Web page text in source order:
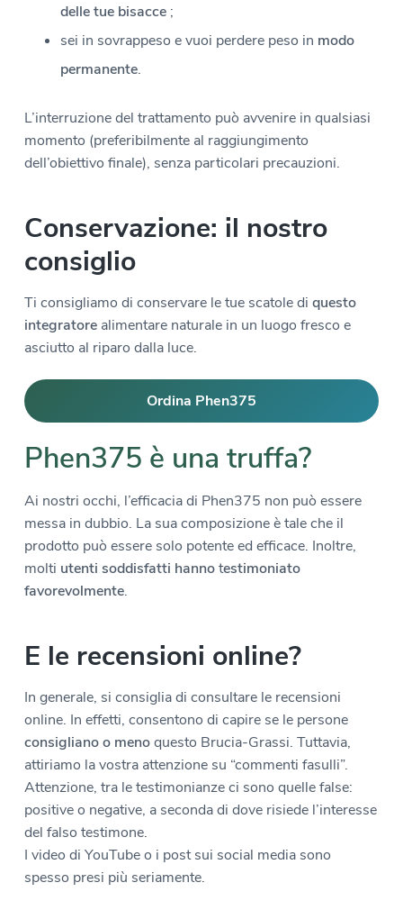
delle tue bisacce;
sei in sovrappeso e vuoi perdere peso in modo
permanente.
L’interruzione del trattamento può avvenire in qualsiasi
momento (preferibilmente al raggiungimento
dell’obiettivo finale), senza particolari precauzioni.
Conservazione: il nostro
consiglio
Ti consigliamo di conservare le tue scatole di questo
integratorealimentare naturale in un luogo fresco e
asciutto al riparo dalla luce.
Ordina Phen375
Phen375 è una truffa?
Ai nostri occhi, l’efficacia di Phen375 non può essere
messa in dubbio. La sua composizione è tale che il
prodotto può essere solo potente ed efficace. Inoltre,
molti utenti soddisfatti hannotestimoniato
favorevolmente.
E le recensioni online?
In generale, si consiglia di consultare le recensioni
online. In effetti, consentono di capire se le persone
consigliano o menoquesto Brucia-Grassi. Tuttavia,
attiriamo la vostra attenzione su “commenti fasulli”.
Attenzione, tra le testimonianze ci sono quelle false:
positive o negative, a seconda di dove risiede l’interesse
del falso testimone.
I video di YouTube o i post sui social media sono
spesso presi più seriamente.